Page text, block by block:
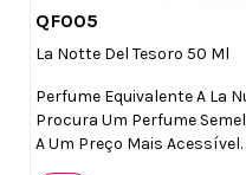
QF005
La Notte Del Tesoro 50 Ml
Perfume Equivalente A La
Procura Um Perfume
A Um Preço Mais Acessível.